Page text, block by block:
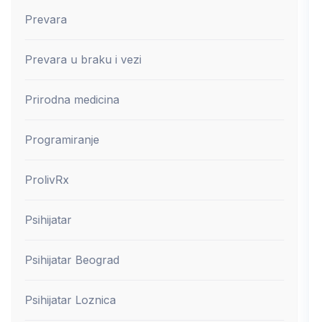
Prevara
Prevara u braku i vezi
Prirodna medicina
Programiranje
ProlivRx
Psihijatar
Psihijatar Beograd
Psihijatar Loznica